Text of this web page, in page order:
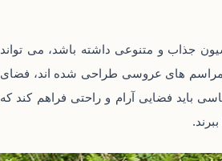
جذاب و متنوعی داشته باشد، می‌ تواند
مراسم‌ های عروسی طراحی شده‌ اند، فضای
باید فضایی آرام و راحتی فراهم کند که